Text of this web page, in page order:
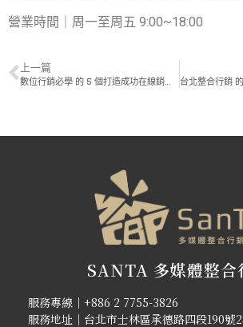
營業時間｜周一至周五 9:00~18:00
上一篇
SANTA 多媒體整合
服務專線｜+886 2 7755-3826
服務地址｜台北市士林區承德路四段190號